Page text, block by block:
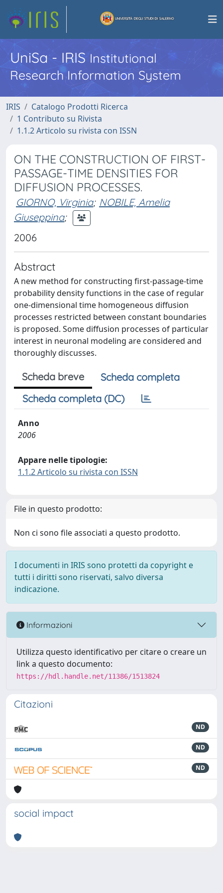
UniSa - IRISInstitutional
Research Information System
IRIS
Catalogo Prodotti Ricerca
1 Contributo su Rivista
1.1.2 Articolo su rivista con ISSN
ON THE CONSTRUCTION OF FIRST-
PASSAGE-TIME DENSITIES FOR
DIFFUSION PROCESSES.
GIORNO, Virginia; NOBILE, Amelia
Giuseppina;
2006
Abstract
A new method for constructing first-passage-time
probability density functions in the case of regular
one-dimensional time homogeneous diffusion
processes restricted between constant boundaries
is proposed. Some diffusion processes of particular
interest in neuronal modeling are considered and
thoroughly discusses.
Scheda breve
Scheda completa
Scheda completa (DC)
Anno
2006
Appare nelle tipologie:
1.1.2 Articolo su rivista con ISSN
File in questo prodotto:
Non ci sono file associati a questo prodotto.
I documenti in IRIS sono protetti da copyright e
tutti i diritti sono riservati, salvo diversa
indicazione.
Informazioni
Utilizza questo identificativo per citare o creare un
link a questo documento:
https://hdl.handle.net/11386/1513824
Citazioni
ND
ND
ND
social impact